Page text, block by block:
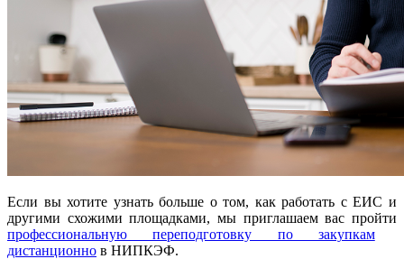
Если вы хотите узнать больше о том, как работать с ЕИС и
другими схожими площадками, мы приглашаем вас пройти
профессиональную переподготовку по закупкам
дистанционно в НИПКЭФ.